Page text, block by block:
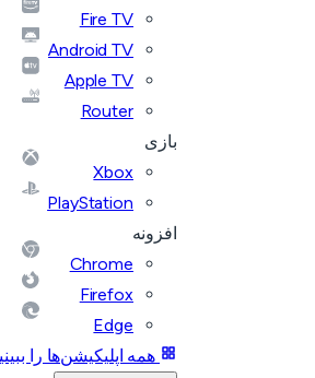
Fire TV
Android TV
Apple TV
Router
بازی
Xbox
PlayStation
افزونه
Chrome
Firefox
Edge
همه اپلیکیشن‌ها را ببینید